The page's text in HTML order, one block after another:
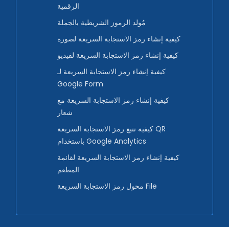
الرقمية
مُولد الرموز الشريطية بالجملة
كيفية إنشاء رمز الاستجابة السريعة لصورة
كيفية إنشاء رمز الاستجابة السريعة لفيديو
كيفية إنشاء رمز الاستجابة السريعة لـ
Google Form
كيفية إنشاء رمز الاستجابة السريعة مع
شعار
كيفية تتبع رمز الاستجابة السريعة QR
باستخدام Google Analytics
كيفية إنشاء رمز الاستجابة السريعة لقائمة
المطعم
محول رمز الاستجابة السريعة File